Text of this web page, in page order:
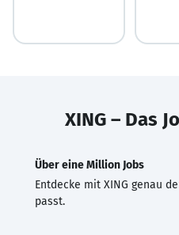
XING – Das
Über eine Million Jobs
Entdecke mit XING genau
passt.